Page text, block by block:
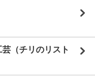
（チリのリスト